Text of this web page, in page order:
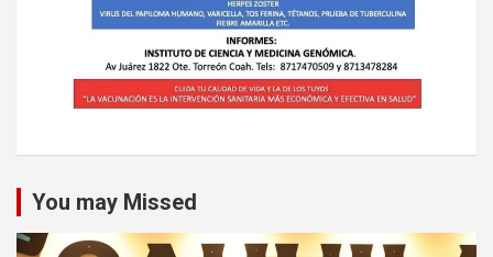
You may Missed